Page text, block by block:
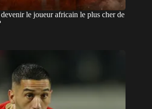
le joueur africain le plus cher de